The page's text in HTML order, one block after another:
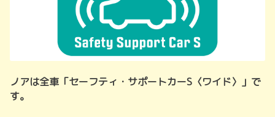
ノアは全車「セーフティ・サポートカーS〈ワイド〉」で
す。